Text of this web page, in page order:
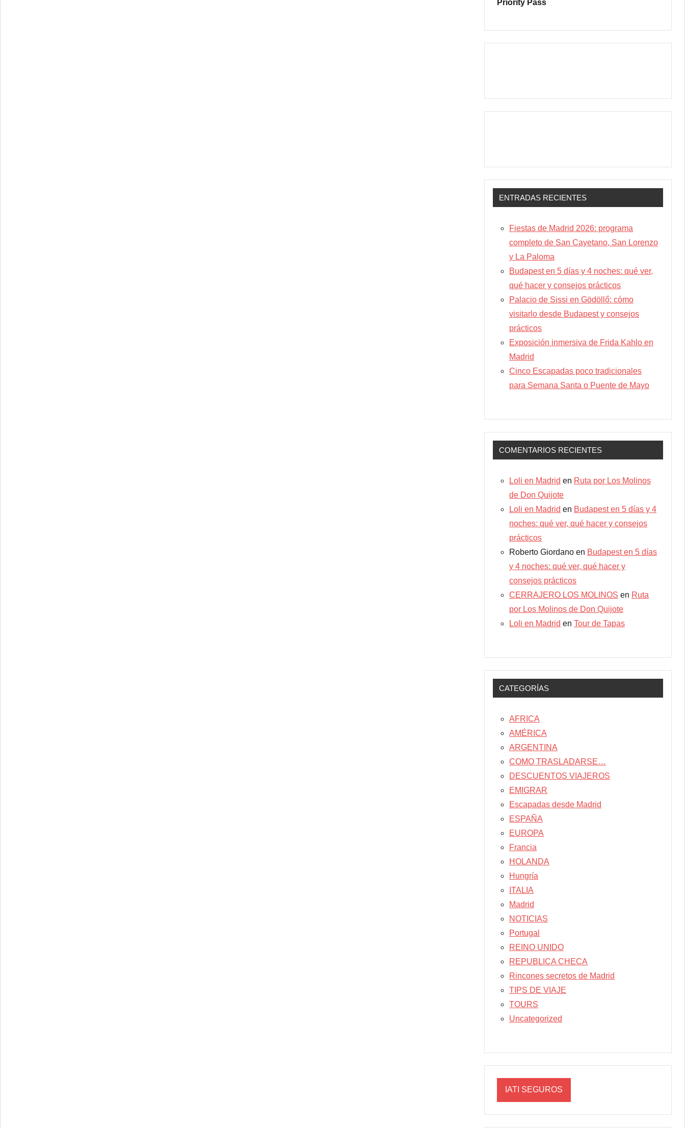
Priority Pass
ENTRADAS RECIENTES
Fiestas de Madrid 2026: programa
completo de San Cayetano, San Lorenzo
y La Paloma
Budapest en 5 días y 4 noches: qué ver,
qué hacer y consejos prácticos
Palacio de Sissi en Gödöllő: cómo
visitarlo desde Budapest y consejos
prácticos
Exposición inmersiva de Frida Kahlo en
Madrid
Cinco Escapadas poco tradicionales
para Semana Santa o Puente de Mayo
COMENTARIOS RECIENTES
Loli en Madrid en Ruta por Los Molinos
de Don Quijote
Loli en Madrid en Budapest en 5 días y 4
noches: qué ver, qué hacer y consejos
prácticos
Roberto Giordano en Budapest en 5 días
y 4 noches: qué ver, qué hacer y
consejos prácticos
CERRAJERO LOS MOLINOS en Ruta
por Los Molinos de Don Quijote
Loli en Madrid en Tour de Tapas
CATEGORÍAS
AFRICA
AMÉRICA
ARGENTINA
COMO TRASLADARSE…
DESCUENTOS VIAJEROS
EMIGRAR
Escapadas desde Madrid
ESPAÑA
EUROPA
Francia
HOLANDA
Hungría
ITALIA
Madrid
NOTICIAS
Portugal
REINO UNIDO
REPUBLICA CHECA
Rincones secretos de Madrid
TIPS DE VIAJE
TOURS
Uncategorized
IATI SEGUROS